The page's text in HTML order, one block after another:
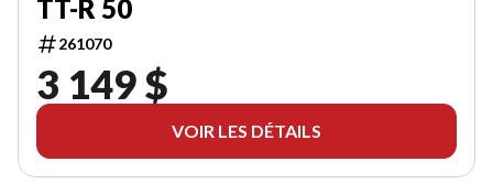
TT-R 50
261070
3 149 $
VOIR LES DÉTAILS